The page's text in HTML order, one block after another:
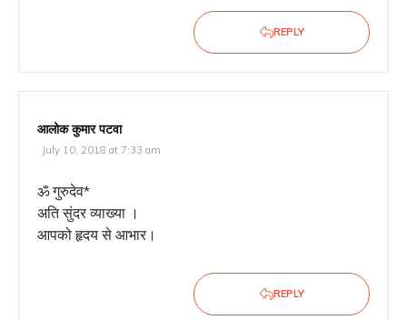
REPLY
आलोक कुमार पटवा
July 10, 2018 at 7:33 am
ॐ गुरुदेव*
अति सुंदर व्याख्या ।
आपको हृदय से आभार।
REPLY